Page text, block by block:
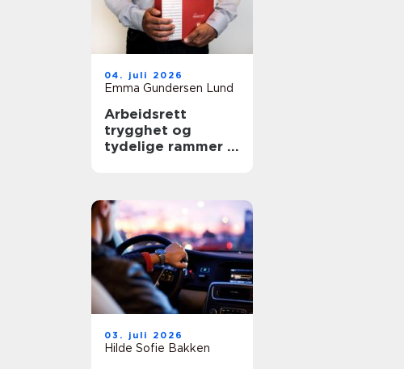
04. juli 2026
Emma Gundersen Lund
Arbeidsrett
trygghet og
tydelige rammer i
03. juli 2026
Hilde Sofie Bakken